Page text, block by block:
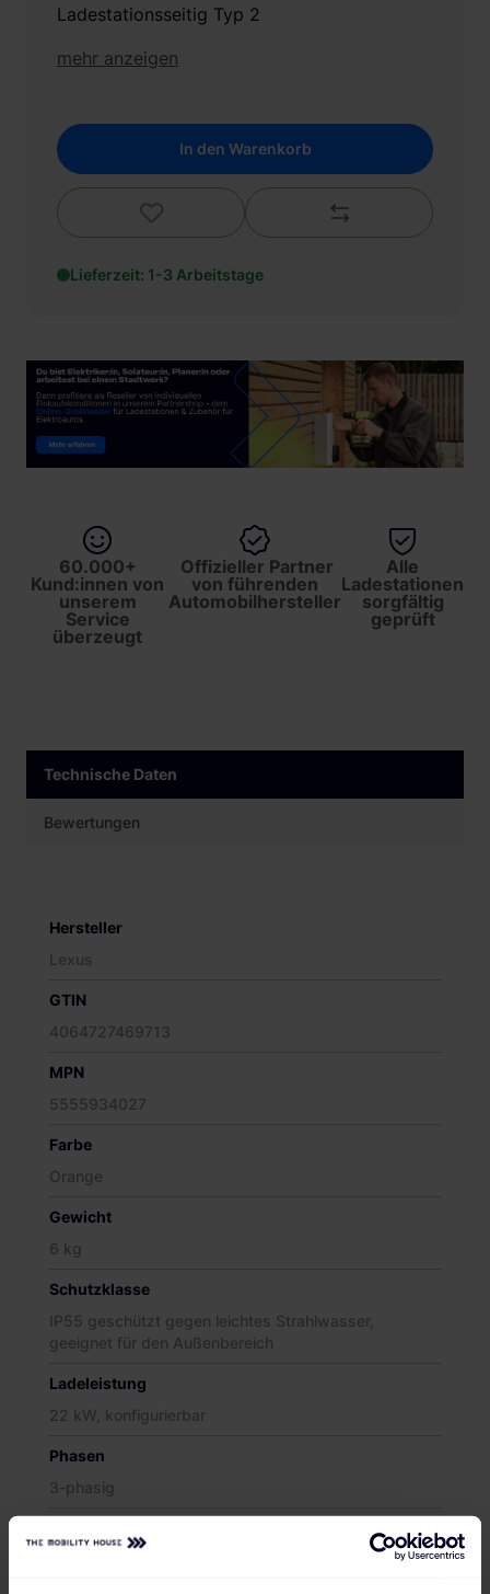
Ladestationsseitig Typ 2
mehr anzeigen
In den Warenkorb
Lieferzeit: 1-3 Arbeitstage
60.000+
Kund:innen von
unserem
Service
überzeugt
Offizieller Partner
von führenden
Automobilhersteller
Alle
Ladestationen
sorgfältig
geprüft
Technische Daten
Bewertungen
Hersteller
Lexus
GTIN
4064727469713
MPN
5555934027
Farbe
Orange
Gewicht
6 kg
Schutzklasse
IP55 geschützt gegen leichtes Strahlwasser,
geeignet für den Außenbereich
Ladeleistung
22 kW, konfigurierbar
Phasen
3-phasig